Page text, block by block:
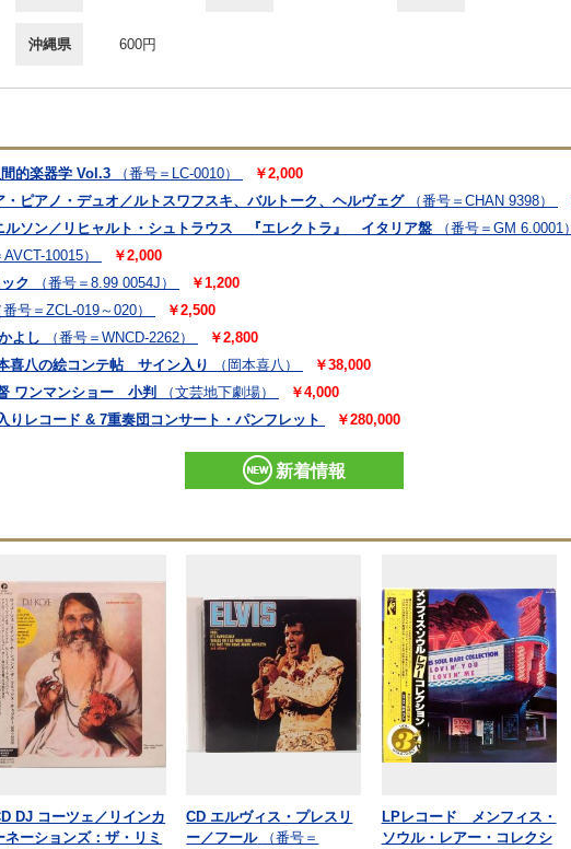
沖縄県 600円
的楽器学 Vol.3 （番号＝LC-0010）
￥2,000
ピアノ・デュオ／ルトスワフスキ、バルトーク、ヘルヴェグ
（番号＝CHAN 9398）
ルソン／リヒャルト・シュトラウス 『エレクトラ』 イタリア盤
（番号＝GM 6.0001）
AVCT-10015）
￥2,000
ク
（番号＝8.99 0054J）
￥1,200
番号＝ZCL-019～020）
￥2,500
よし
（番号＝WNCD-2262）
￥2,800
喜八の絵コンテ帖 サイン入り
（岡本喜八）
￥38,000
ワンマンショー 小判
（文芸地下劇場）
￥4,000
りレコード & 7重奏団コンサート・パンフレット
￥280,000
新着情報
DJ コーツェ／リインカ
ネーションズ：ザ・リミ
CD エルヴィス・プレスリ
ー／フール
（番号＝
LPレコード メンフィス・
ソウル・レアー・コレクシ